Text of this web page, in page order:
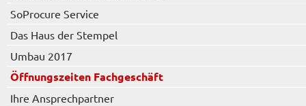
SoProcure Service
Das Haus der Stempel
Umbau 2017
Öffnungszeiten Fachgeschäft
Ihre Ansprechpartner